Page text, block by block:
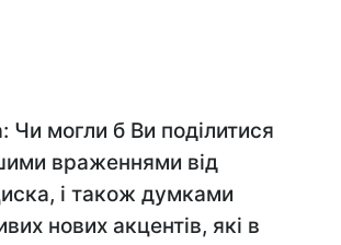
Чи могли б Ви поділитися
враженнями від
і також думками
нових акцентів, які в